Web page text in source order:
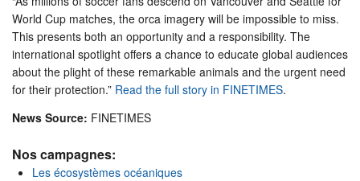
World Cup matches, the orca imagery will be impossible to miss.
This presents both an opportunity and a responsibility. The
international spotlight offers a chance to educate global audiences
about the plight of these remarkable animals and the urgent need
for their protection.” Read the full story in FINETIMES.
News Source: FINETIMES
Nos campagnes:
Les écosystèmes océaniques